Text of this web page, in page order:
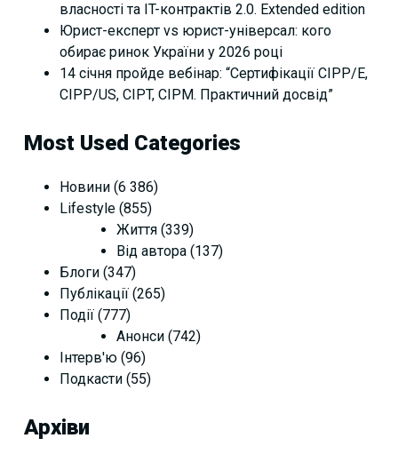
власності та IT-контрактів 2.0. Extended edition
Юрист-експерт vs юрист-універсал: кого
обирає ринок України у 2026 році
14 січня пройде вебінар: “Сертифікації СІРР/Е,
CIPP/US, CIPT, CIPM. Практичний досвід”
Most Used Categories
Новини (6 386)
Lifestyle (855)
Життя (339)
Від автора (137)
Блоги (347)
Публікації (265)
Події (777)
Анонси (742)
Інтерв'ю (96)
Подкасти (55)
Архіви